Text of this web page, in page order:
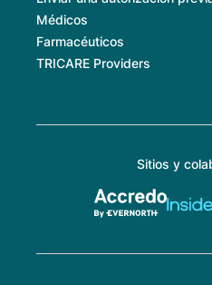
Médicos
Farmacéuticos
TRICARE Providers
Sitios y